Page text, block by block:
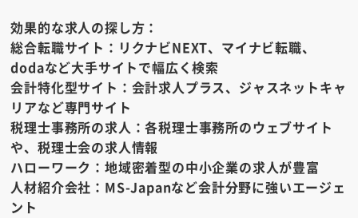
効果的な求人の探し方：
総合転職サイト： リクナビNEXT、マイナビ転職、
dodaなど大手サイトで幅広く検索
会計特化型サイト： 会計求人プラス、ジャスネットキャ
リアなど専門サイト
税理士事務所の求人：各税理士事務所のウェブサイト
や、税理士会の求人情報
ハローワーク：地域密着型の中小企業の求人が豊富
人材紹介会社： MS-Japanなど会計分野に強いエージェ
ント